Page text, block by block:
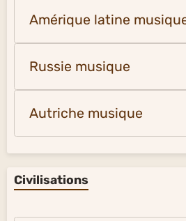
Amérique latine
Russie musique
Autriche musique
Civilisations